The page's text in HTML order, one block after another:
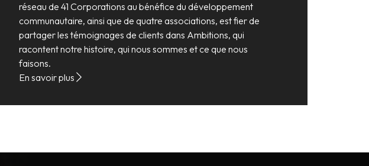
réseau de 41 Corporations au bénéfice du développement
communautaire, ainsi que de quatre associations, est fier de
partager les témoignages de clients dans Ambitions, qui
racontent notre histoire, qui nous sommes et ce que nous
faisons.
En savoir plus